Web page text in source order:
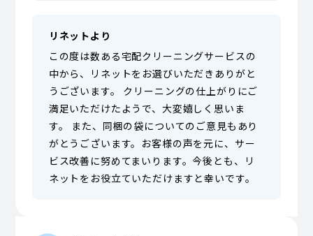
リネットより
この度は数ある宅配クリーニングサービスの
中から、リネットをお選びいただきありがと
うございます。 クリーニングの仕上がりにご
満足いただけたようで、大変嬉しく思いま
す。 また、同梱の袋についてのご意見もあり
がとうございます。お客様の声を元に、サー
ビス改善に努めてまいります。今後とも、リ
ネットをお役立ていただけますと幸いです。